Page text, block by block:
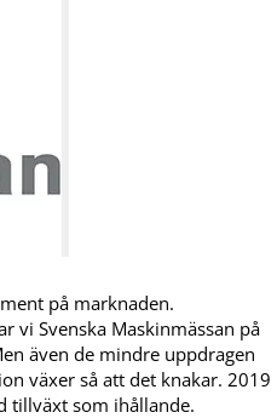
på marknaden.
vi Svenska Maskinmässan på
även de mindre uppdragen
växer så att det knakar. 2019
tillväxt som ihållande.